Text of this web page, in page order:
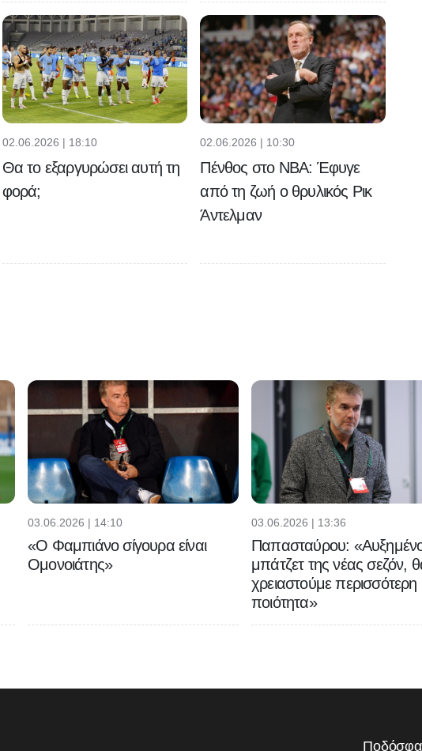
02.06.2026 | 18:10
Θα το εξαργυρώσει αυτή τη
φορά;
02.06.2026 | 10:30
Πένθος στο NBA: Έφυγε
από τη ζωή ο θρυλικός Ρικ
Άντελμαν
03.06.2026 | 14:10
«Ο Φαμπιάνο σίγουρα είναι
Ομονοιάτης»
03.06.2026 | 13:36
Παπασταύρου:
μπάτζετ της νέας σεζόν,
χρειαστούμε περισσότερη
ποιότητα»